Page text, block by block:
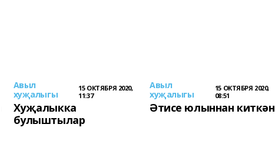
Авыл
хуҗалыгы
15 ОКТЯБРЯ 2020,
11:37
Хуҗалыкка
булыштылар
Авыл
хуҗалыгы
15 ОКТЯБРЯ 2020,
08:51
Әтисе юлыннан киткән